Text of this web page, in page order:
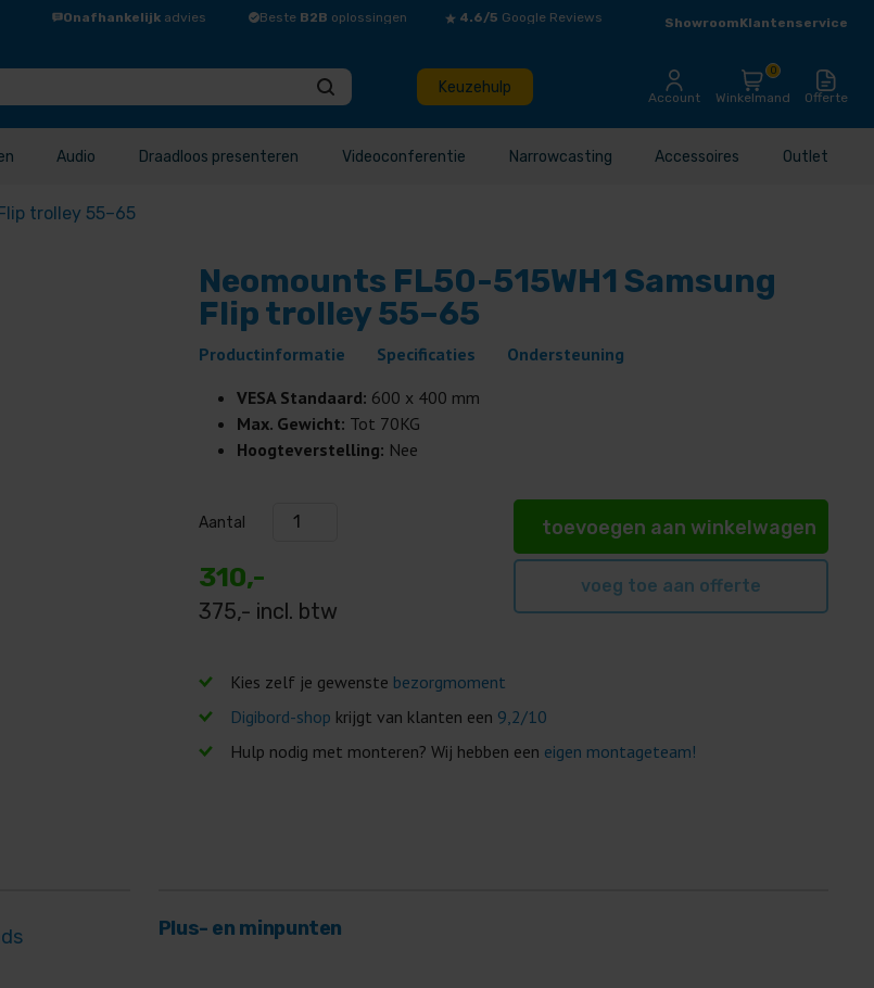
Onafhankelijk advies Beste B2B oplossingen 4.6/5 Google Reviews ShowroomKlantenservice
Keuzehulp
Account Winkelmand
0
Offerte
Audio Draadloos presenteren Videoconferentie Narrowcasting Accessoires Outlet
trolley 55–65
Neomounts FL50-515WH1 Samsung
Flip trolley 55–65
Productinformatie Specificaties
Ondersteuning
VESA Standaard: 600 x 400 mm
Max. Gewicht: Tot 70KG
Hoogteverstelling: Nee
Aantal
310,-
375,- incl. btw
toevoegen aan winkelwagen
voeg toe aan offerte
Kies zelf je gewenste bezorgmoment
Digibord-shop krijgt van klanten een 9,2/10
Hulp nodig met monteren? Wij hebben een eigen montageteam!
Plus- en minpunten